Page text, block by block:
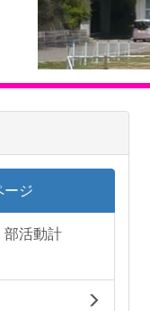
ージ
部活動計